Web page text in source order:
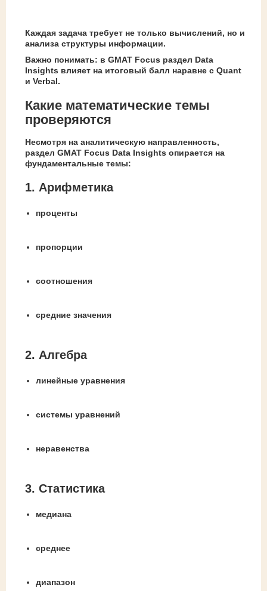
Каждая задача требует не только вычислений, но и
анализа структуры информации.
Важно понимать: в GMAT Focus раздел Data
Insights влияет на итоговый балл наравне с Quant
и Verbal.
Какие математические темы
проверяются
Несмотря на аналитическую направленность,
раздел GMAT Focus Data Insights опирается на
фундаментальные темы:
1. Арифметика
проценты
пропорции
соотношения
средние значения
2. Алгебра
линейные уравнения
системы уравнений
неравенства
3. Статистика
медиана
среднее
диапазон